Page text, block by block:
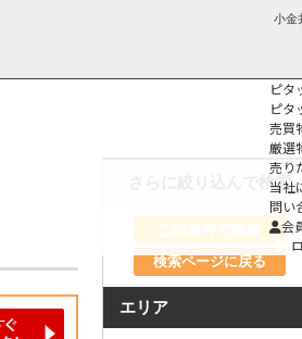
小金
ピタ
ピタ
売買
厳選
売り
当社
問い
会
さらに絞り込んで検索
検索ページに戻る
エリア